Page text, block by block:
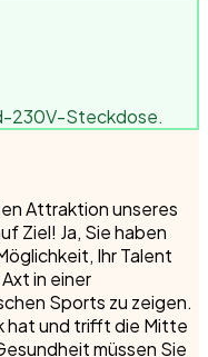
230V-Steckdose.
Attraktion unseres
Ziel! Ja, Sie haben
Ihr Talent
in einer
Sports zu zeigen.
hat und trifft die Mitte
müssen Sie